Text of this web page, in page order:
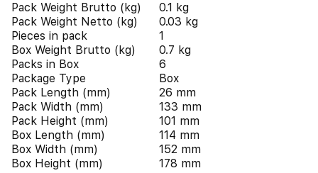
Pack Weight Brutto (kg)
0.1 kg
Pack Weight Netto (kg)
0.03 kg
Pieces in pack
1
Box Weight Brutto (kg)
0.7 kg
Packs in Box
6
Package Type
Box
Pack Length (mm)
26 mm
Pack Width (mm)
133 mm
Pack Height (mm)
101 mm
Box Length (mm)
114 mm
Box Width (mm)
152 mm
Box Height (mm)
178 mm